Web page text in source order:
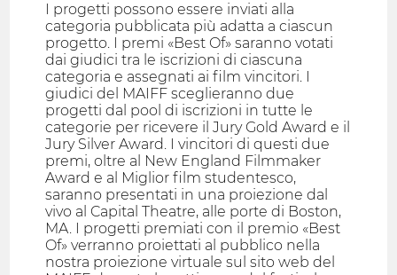
I progetti possono essere inviati alla
categoria pubblicata più adatta a ciascun
progetto. I premi «Best Of» saranno votati
dai giudici tra le iscrizioni di ciascuna
categoria e assegnati ai film vincitori. I
giudici del MAIFF sceglieranno due
progetti dal pool di iscrizioni in tutte le
categorie per ricevere il Jury Gold Award e il
Jury Silver Award. I vincitori di questi due
premi, oltre al New England Filmmaker
Award e al Miglior film studentesco,
saranno presentati in una proiezione dal
vivo al Capital Theatre, alle porte di Boston,
MA. I progetti premiati con il premio «Best
Of» verranno proiettati al pubblico nella
nostra proiezione virtuale sul sito web del